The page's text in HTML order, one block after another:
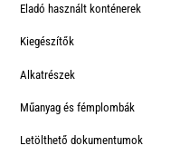
Eladó használt konténerek
Kiegészítők
Alkatrészek
Műanyag és fémplombák
Letölthető dokumentumok